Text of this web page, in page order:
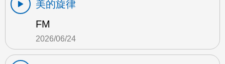
美的旋律
FM
2026/06/24